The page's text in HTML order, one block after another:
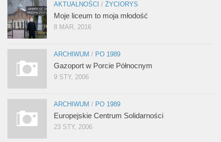
AKTUALNOŚCI / ŻYCIORYS
Moje liceum to moja młodość
8 MAR, 2016
ARCHIWUM / PO 1989
Gazoport w Porcie Północnym
9 STY, 2006
ARCHIWUM / PO 1989
Europejskie Centrum Solidarności
23 STY, 2006